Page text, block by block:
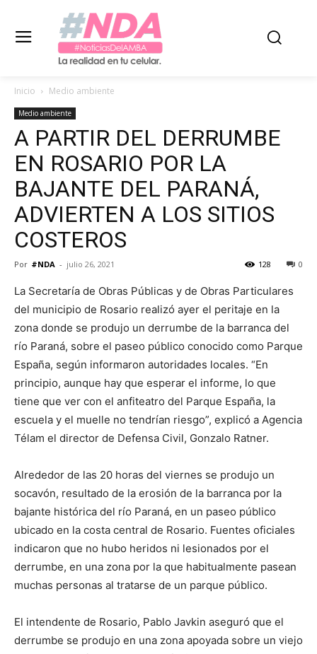
Inicio Medio ambiente
Medio ambiente
A PARTIR DEL DERRUMBE
EN ROSARIO POR LA
BAJANTE DEL PARANÁ,
ADVIERTEN A LOS SITIOS
COSTEROS
Por #NDA - julio 26, 2021 0
128
La Secretaría de Obras Públicas y de Obras Particulares
del municipio de Rosario realizó ayer el peritaje en la
zona donde se produjo un derrumbe de la barranca del
río Paraná, sobre el paseo público conocido como Parque
España, según informaron autoridades locales. “En
principio, aunque hay que esperar el informe, lo que
tiene que ver con el anfiteatro del Parque España, la
escuela y el muelle no tendrían riesgo”, explicó a Agencia
Télam el director de Defensa Civil, Gonzalo Ratner.
Alrededor de las 20 horas del viernes se produjo un
socavón, resultado de la erosión de la barranca por la
bajante histórica del río Paraná, en un paseo público
ubicado en la costa central de Rosario. Fuentes oficiales
indicaron que no hubo heridos ni lesionados por el
derrumbe, en una zona por la que habitualmente pasean
muchas personas al tratarse de un parque público.
El intendente de Rosario, Pablo Javkin aseguró que el
derrumbe se produjo en una zona apoyada sobre un viejo